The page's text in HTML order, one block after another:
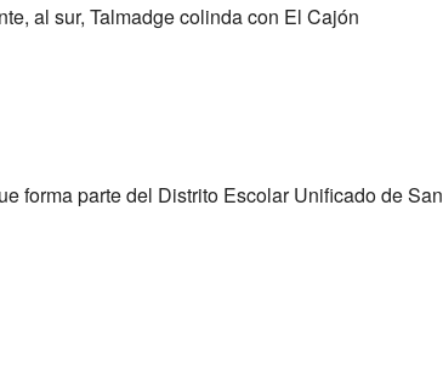
al sur, Talmadge colinda con El Cajón
forma parte del Distrito Escolar Unificado de San